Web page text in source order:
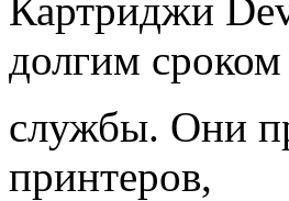
Картриджи
долгим сроком
службы. Они
принтеров,